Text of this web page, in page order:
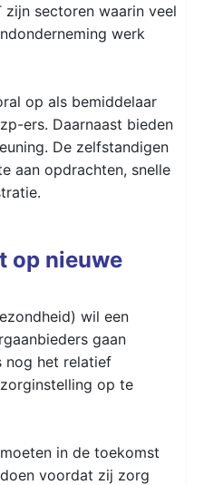
sectoren waarin veel
werk
op als bemiddelaar
ers. Daarnaast bieden
De zelfstandigen
aan opdrachten, snelle
op nieuwe
wil een
gaan
nog het relatief
op te
in de toekomst
voordat zij zorg